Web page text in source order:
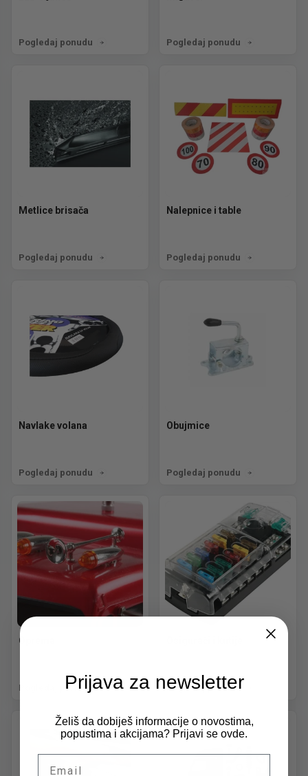
Pogledaj ponudu Pogledaj ponudu
Metlice brisača
Pogledaj ponudu
Nalepnice i table
Pogledaj ponudu
Navlake volana
Pogledaj ponudu
Obujmice
Pogledaj ponudu
Oprema
Pogledaj ponudu Pogledaj ponudu
Prijava za newsletter
Želiš da dobiješ informacije o novostima,
popustima i akcijama? Prijavi se ovde.